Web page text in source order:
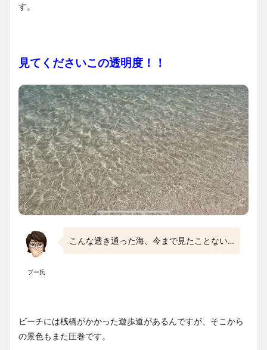
す。
見てくださいこの透明度！！
プー氏
こんな透き通った海、今まで見たことない…
ビーチには桟橋がかかった遊歩道があるんですが、そこから
の景色もまた圧巻です。